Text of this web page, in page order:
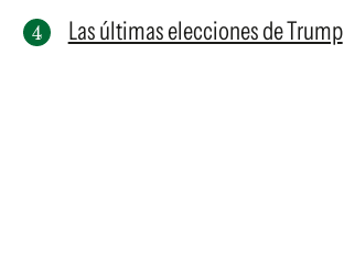
Las últimas elecciones de Trump